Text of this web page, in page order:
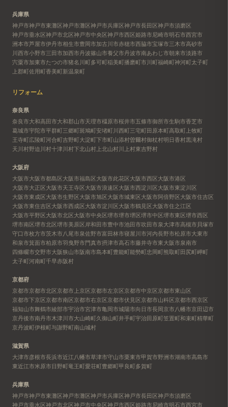
兵庫県
神戸市神戸市東灘区神戸市灘区神戸市兵庫区神戸市長田区神戸市須磨区
神戸市垂水区神戸市北区神戸市中央区神戸市西区姫路市尼崎市明石市西宮市
洲本市芦屋市伊丹市相生市豊岡市加古川市赤穂市西脇市宝塚市三木市高砂市
川西市小野市三田市加西市丹波篠山市養父市丹波市南あわじ市朝来市淡路市
宍粟市加東市たつの市猪名川町多可町稲美町播磨町市川町福崎町神河町太子町
上郡町佐用町香美町新温泉町
リフォーム
奈良県
奈良市大和高田市大和郡山市天理市橿原市桜井市五條市御所市生駒市香芝市
葛城市宇陀市平群町三郷町斑鳩町安堵町川西町三宅町田原本町高取町 上牧町
王寺町広陵町河合町吉野町大淀町下市町山添村曽爾村御杖村明日香村黒滝村
天川村野迫川村十津川村下北山村 上北山村川上村東吉野村
大阪府
大阪市大阪市都島区大阪市福島区大阪市此花区大阪市西区大阪市港区
大阪市大正区大阪市天王寺区大阪市浪速区大阪市西淀川区大阪市東淀川区
大阪市東成区大阪市生野区大阪市旭区大阪市城東区大阪市阿倍野区大阪市住吉区
大阪市東住吉区大阪市西成区大阪市淀川区大阪市鶴見区大阪市住之江区
大阪市平野区大阪市北区大阪市中央区堺市堺市堺区堺市中区堺市東区堺市西区
堺市南区堺市北区堺市美原区岸和田市豊中市池田市吹田市泉大津市高槻市 貝塚市
守口市枚方市茨木市八尾市泉佐野市富田林市寝屋川市河内長野市松原市大東市
和泉市箕面市柏原市羽曳野市門真市摂津市高石市藤井寺市東大阪市泉南市
四條畷市交野市大阪狭山市阪南市島本町豊能町能勢町忠岡町熊取町田尻町岬町
太子町河南町千早赤阪村
京都府
京都市京都市北区京都市上京区京都市左京区京都市中京区京都市東山区
京都市下京区京都市南区京都市右京区京都市伏見区京都市山科区京都市西京区
福知山市舞鶴市綾部市宇治市宮津市亀岡市城陽市向日市長岡京市八幡市京田辺市
京丹後市南丹市木津川市大山崎町久御山町井手町宇治田原町笠置町和束町精華町
京丹波町伊根町与謝野町南山城村
滋賀県
大津市彦根市長浜市近江八幡市草津市守山市栗東市甲賀市野洲市湖南市高島市
東近江市米原市日野町竜王町愛荘町豊郷町甲良町多賀町
兵庫県
神戸市神戸市東灘区神戸市灘区神戸市兵庫区神戸市長田区神戸市須磨区
神戸市垂水区神戸市北区神戸市中央区神戸市西区姫路市尼崎市明石市西宮市